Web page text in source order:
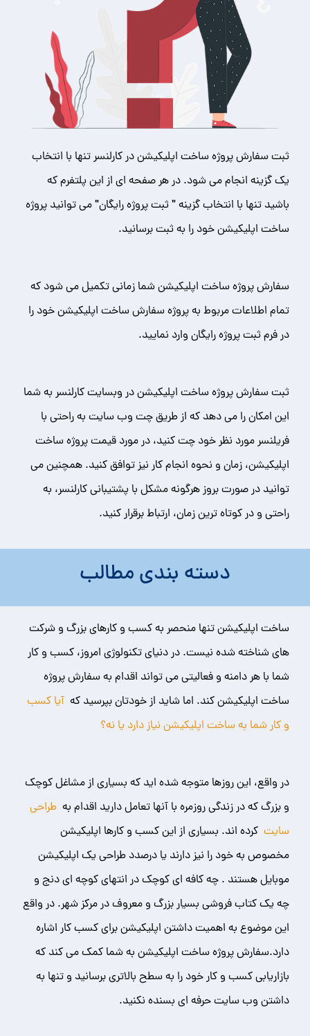
ثبت سفارش پروژه ساخت اپلیکیشن در کارلنسر تنها با انتخاب
یک گزینه انجام می شود. در هر صفحه ای از این پلتفرم که
باشید تنها با انتخاب گزینه " ثبت پروژه رایگان" می توانید پروژه
ساخت اپلیکیشن خود را به ثبت برسانید.
سفارش پروژه ساخت اپلیکیشن شما زمانی تکمیل می شود که
تمام اطلاعات مربوط به پروژه سفارش ساخت اپلیکیشن خود را
در فرم ثبت پروژه رایگان وارد نمایید.
ثبت سفارش پروژه ساخت اپلیکیشن در وبسایت کارلنسر به شما
این امکان را می دهد که از طریق چت وب سایت به راحتی با
فریلنسر مورد نظر خود چت کنید، در مورد قیمت پروژه ساخت
اپلیکیشن، زمان و نحوه انجام کار نیز توافق کنید. همچنین می
توانید در صورت بروز هرگونه مشکل با پشتیبانی کارلنسر، به
راحتی و در کوتاه ترین زمان، ارتباط برقرار کنید.
دسته بندی مطالب
ساخت اپلیکیشن تنها منحصر به کسب و کارهای بزرگ و شرکت
های شناخته شده نیست. در دنیای تکنولوژی امروز، کسب و کار
شما با هر دامنه و فعالیتی می تواند اقدام به سفارش پروژه
ساخت اپلیکیشن کند. اما شاید از خودتان بپرسید که آیا کسب
و کار شما به ساخت اپلیکیشن نیاز دارد یا نه؟
در واقع، این روزها متوجه شده اید که بسیاری از مشاغل کوچک
و بزرگ که در زندگی روزمره با آنها تعامل دارید اقدام به طراحی
سایت کرده اند. بسیاری از این کسب و کارها اپلیکیشن
مخصوص به خود را نیز دارند یا درصدد طراحی یک اپلیکیشن
موبایل هستند . چه کافه ای کوچک در انتهای کوچه ای دنج و
چه یک کتاب فروشی بسیار بزرگ و معروف در مرکز شهر. در واقع
این موضوع به اهمیت داشتن اپلیکیشن برای کسب کار اشاره
دارد.سفارش پروژه ساخت اپلیکیشن به شما کمک می کند که
بازاریابی کسب و کار خود را به سطح بالاتری برسانید و تنها به
داشتن وب سایت حرفه ای بسنده نکنید.